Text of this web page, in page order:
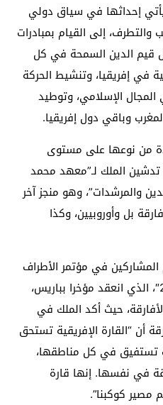
إحداثها في سياق دولي
إلى القيام بمبادرات
قيم الدين السمحة في كل
في إفريقيا، وتنشيط الحركة
المجال الإسلامي، وتوطيد
وباقي دول إفريقيا.
من نوعها على مستوى
تدشين الملك لـ”معهد محمد
والمرشدات”، وهو منجز آخر
بل وأوروبيين، وكذا
في مؤتمر الأطراف
حول التغيرات المناخية “كوب 21″، الذي انعقد مؤخرا بباريس،
حيث أكد الملك في
أن “القارة الإفريقية تستحق
تستفيق في كل مناطقها،
في نفسها. إنها قارة
كوكبنا”.